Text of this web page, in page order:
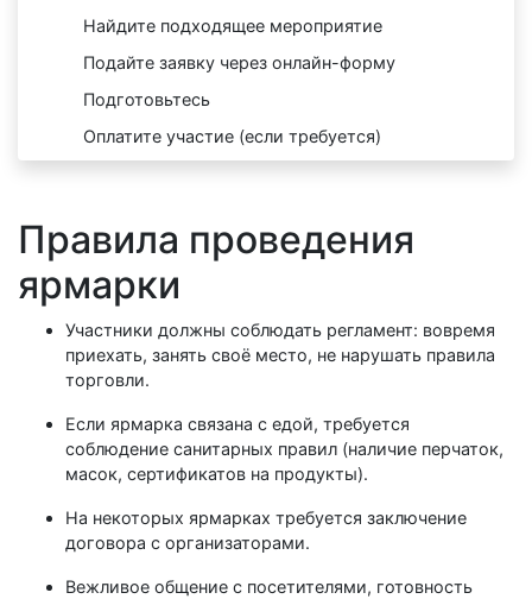
Найдите подходящее мероприятие
Подайте заявку через онлайн-форму
Подготовьтесь
Оплатите участие (если требуется)
Правила проведения
ярмарки
Участники должны соблюдать регламент: вовремя
приехать, занять своё место, не нарушать правила
торговли.
Если ярмарка связана с едой, требуется
соблюдение санитарных правил (наличие перчаток,
масок, сертификатов на продукты).
На некоторых ярмарках требуется заключение
договора с организаторами.
Вежливое общение с посетителями, готовность